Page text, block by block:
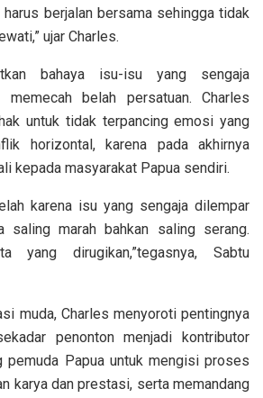
harus berjalan bersama sehingga tidak
ujar Charles.
bahaya isu-isu yang sengaja
memecah belah persatuan. Charles
untuk tidak terpancing emosi yang
horizontal, karena pada akhirnya
kepada masyarakat Papua sendiri.
karena isu yang sengaja dilempar
saling marah bahkan saling serang.
yang dirugikan,”tegasnya, Sabtu
muda, Charles menyoroti pentingnya
penonton menjadi kontributor
pemuda Papua untuk mengisi proses
karya dan prestasi, serta memandang